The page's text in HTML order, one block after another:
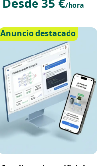
/hora
Anuncio destacado